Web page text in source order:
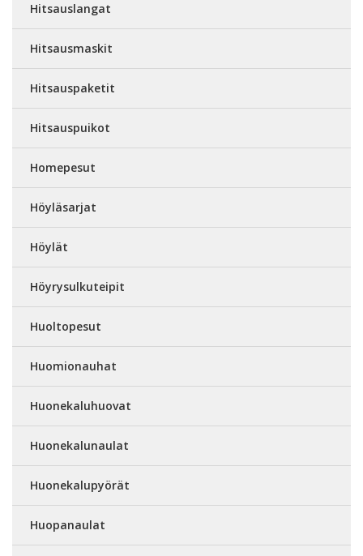
Hitsauslangat
Hitsausmaskit
Hitsauspaketit
Hitsauspuikot
Homepesut
Höyläsarjat
Höylät
Höyrysulkuteipit
Huoltopesut
Huomionauhat
Huonekaluhuovat
Huonekalunaulat
Huonekalupyörät
Huopanaulat